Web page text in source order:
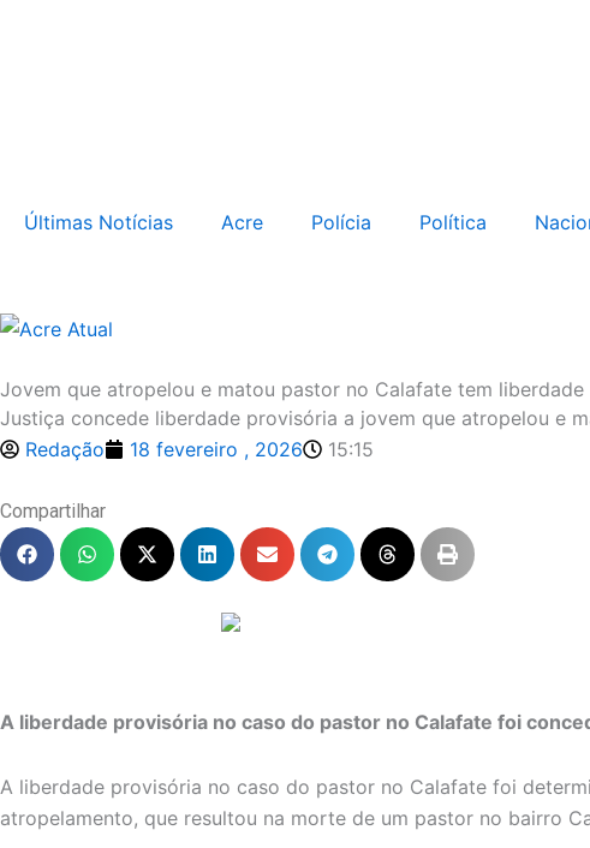
Últimas Notícias Acre Polícia Política
Jovem que atropelou e matou pastor no Calafate tem
Justiça concede liberdade provisória a jovem que atropelou e
Redação
18 fevereiro , 2026 15:15
Compartilhar
A liberdade provisória no caso do pastor no Calafate foi
A liberdade provisória no caso do pastor no Calafate foi
atropelamento, que resultou na morte de um pastor no bairro